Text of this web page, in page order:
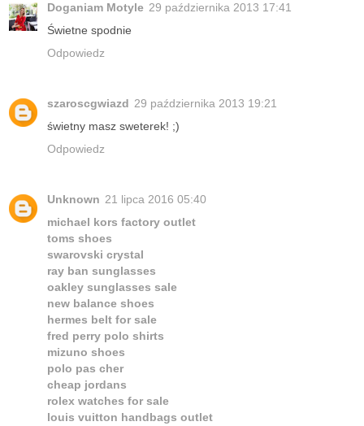
Doganiam Motyle 29 października 2013 17:41
Świetne spodnie
Odpowiedz
szaroscgwiazd 29 października 2013 19:21
świetny masz sweterek! ;)
Odpowiedz
Unknown 21 lipca 2016 05:40
michael kors factory outlet
toms shoes
swarovski crystal
ray ban sunglasses
oakley sunglasses sale
new balance shoes
hermes belt for sale
fred perry polo shirts
mizuno shoes
polo pas cher
cheap jordans
rolex watches for sale
louis vuitton handbags outlet